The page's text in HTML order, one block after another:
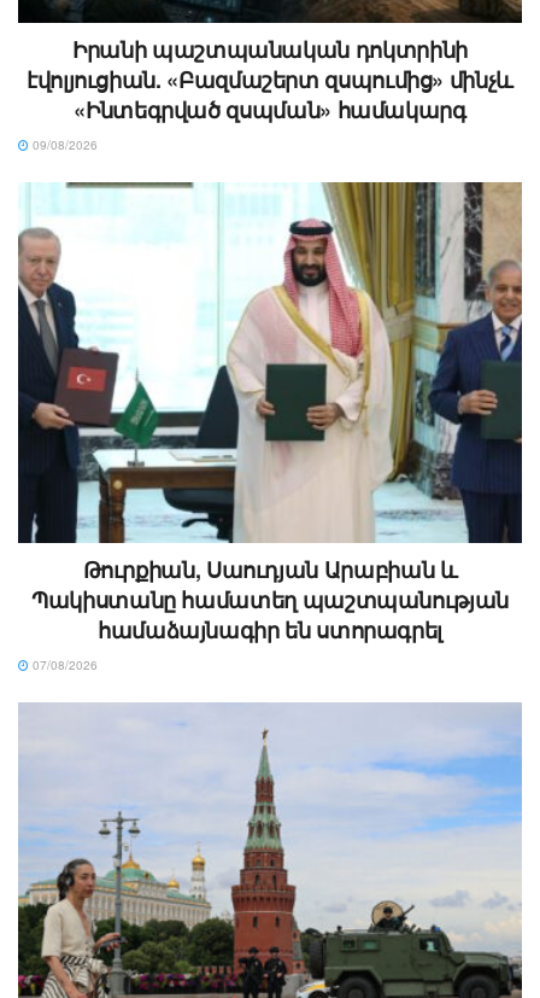
Իրանի պաշտպանական դոկտրինի
էվոլյուցիան. «Բազմաշերտ զսպումից» մինչև
«Ինտեգրված զսպման» համակարգ
09/08/2026
Թուրքիան, Սաուդյան Արաբիան և
Պակիստանը համատեղ պաշտպանության
համաձայնագիր են ստորագրել
07/08/2026